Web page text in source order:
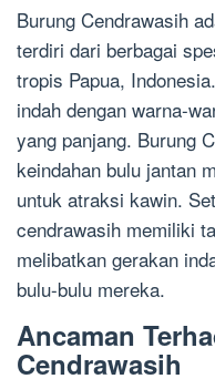
Burung Cendrawasih
terdiri dari berbagai
tropis Papua,
indah dengan warna-
yang panjang. Burung
keindahan bulu jantan
untuk atraksi kawin.
cendrawasih memiliki
melibatkan gerakan
bulu-bulu mereka.
Ancaman
Cendrawasih